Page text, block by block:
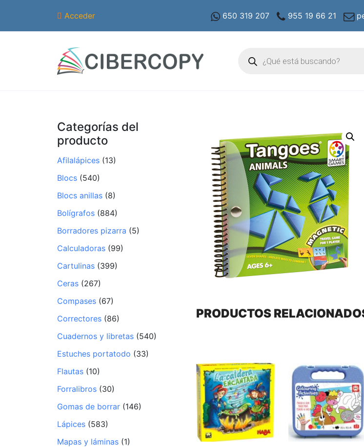
Acceder 650 319 207 955 19 66 21
productos
Categorías del
producto
Afilalápices (13)
Blocs (540)
Blocs anillas (8)
Bolígrafos (884)
Borradores pizarra (5)
Calculadoras (99)
Cartulinas (399)
Ceras (267)
Compases (67)
Correctores (86)
Cuadernos y libretas (540)
Estuches portatodo (33)
Flautas (10)
Forralibros (30)
Gomas de borrar (146)
Lápices (583)
Mapas y láminas (1)
PRODUCTOS